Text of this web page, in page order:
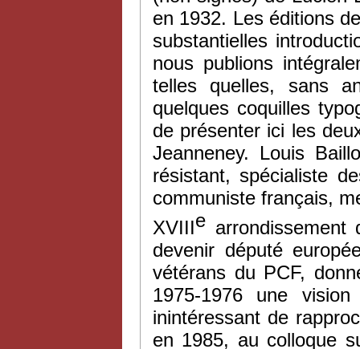
en 1932. Les éditions
substantielles
nous publions
telles quelles, sans
quelques coquilles
de présenter ici les
Jeanneney. Louis
résistant, spécialiste
communiste français,
XVIIIe
devenir député
vétérans du PCF,
1975-1976 une
inintéressant de
en 1985, au colloque